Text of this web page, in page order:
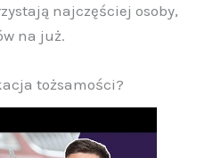
najczęściej osoby,
na już.
tożsamości?